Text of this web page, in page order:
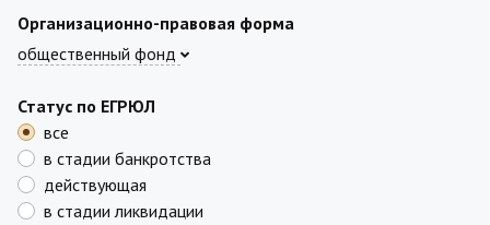
Организационно-правовая форма
общественный фонд
Статус по ЕГРЮЛ
все
в стадии банкротства
действующая
в стадии ликвидации